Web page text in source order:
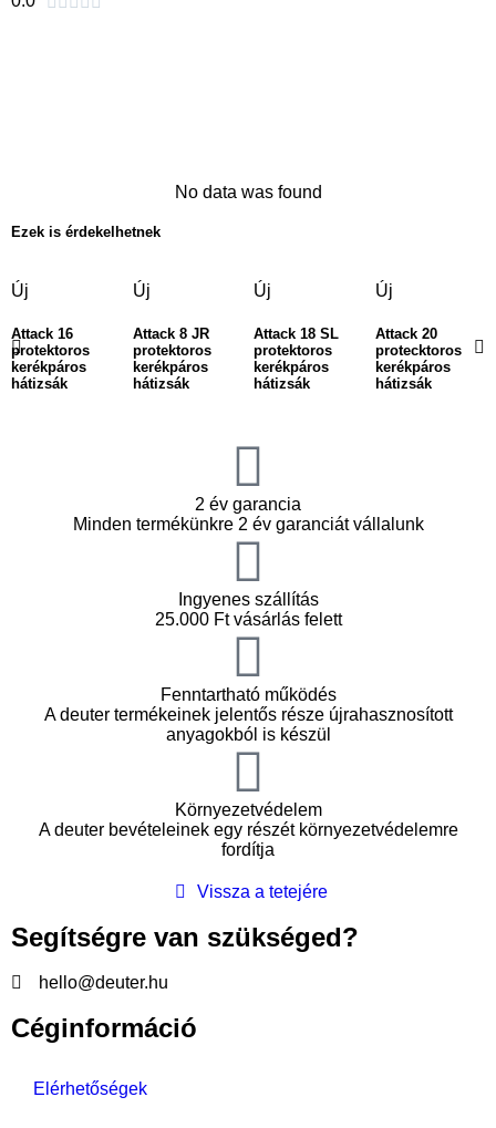
No data was found
Ezek is érdekelhetnek
Új
Attack 16
protektoros
kerékpáros
hátizsák
Új
Attack 8 JR
protektoros
kerékpáros
hátizsák
Új
Attack 18 SL
protektoros
kerékpáros
hátizsák
Új
Attack 20
protecktoros
kerékpáros
hátizsák
2 év garancia
Minden termékünkre 2 év garanciát vállalunk
Ingyenes szállítás
25.000 Ft vásárlás felett
Fenntartható működés
A deuter termékeinek jelentős része újrahasznosított
anyagokból is készül
Környezetvédelem
A deuter bevételeinek egy részét környezetvédelemre
fordítja
Vissza a tetejére
Segítségre van szükséged?
hello@deuter.hu
Céginformáció
Elérhetőségek